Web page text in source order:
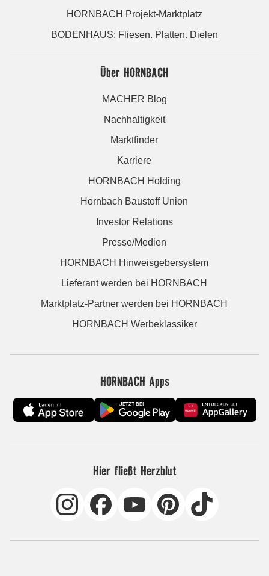
HORNBACH Projekt-Marktplatz
BODENHAUS: Fliesen. Platten. Dielen
Über HORNBACH
MACHER Blog
Nachhaltigkeit
Marktfinder
Karriere
HORNBACH Holding
Hornbach Baustoff Union
Investor Relations
Presse/Medien
HORNBACH Hinweisgebersystem
Lieferant werden bei HORNBACH
Marktplatz-Partner werden bei HORNBACH
HORNBACH Werbeklassiker
HORNBACH Apps
Hier fließt Herzblut